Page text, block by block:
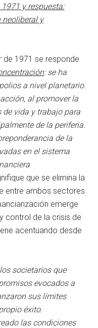
y respuesta:
y
de 1971 se responde
: se ha
a nivel planetario.
al promover la
de vida y trabajo para
de la periferia.
de la
en el sistema
que se elimina la
entre ambos sectores
emerge
control de la crisis de
acentuando desde
societarios que
evocados a
sus límites
éxito.
las condiciones